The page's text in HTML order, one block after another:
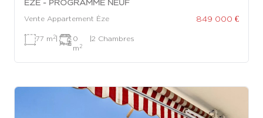
EZE - PROGRAMME NEUF
Vente Appartement Èze 849 000 €
77 m 2|
0
m 2
|2 Chambres